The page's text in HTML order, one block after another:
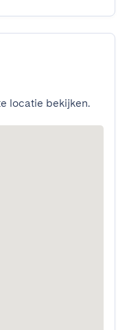
locatie bekijken.